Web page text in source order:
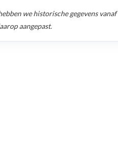
we historische gegevens vanaf
aangepast.